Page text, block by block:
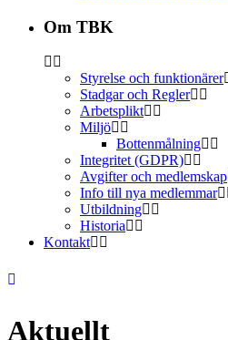
Om TBK
Styrelse och funktionärer
Stadgar och Regler
Arbetsplikt
Miljö
Bottenmålning
Integritet (GDPR)
Avgifter och medlemskap
Info till nya medlemmar
Utbildning
Historia
Kontakt
Aktuellt